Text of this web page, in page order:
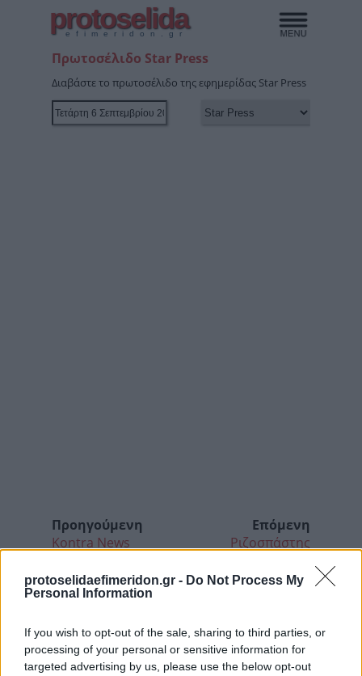
protoselidaefimeridon.gr - Do Not Process My
Personal Information
If you wish to opt-out of the sale, sharing to third parties, or
processing of your personal or sensitive information for
targeted advertising by us, please use the below opt-out
protoselida
efimeridon.gr
Πρωτοσέλιδο Star Press
Διαβάστε το πρωτοσέλιδο της εφημερίδας Star Press
Προηγούμενη
Kontra News
Επόμενη
Ριζοσπάστης